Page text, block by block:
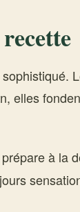
elles
à la